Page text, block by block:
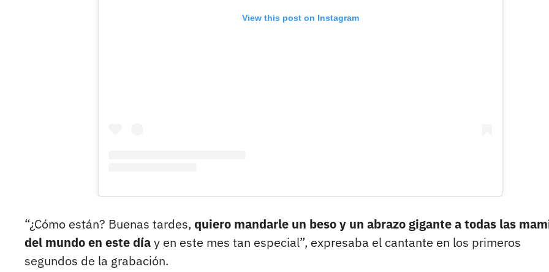
View this post on Instagram
“¿Cómo están? Buenas tardes, quiero mandarle un beso y un abrazo gigante a todas las
del mundo en este díay en este mes tan especial”, expresaba el cantante en los primeros
segundos de la grabación.